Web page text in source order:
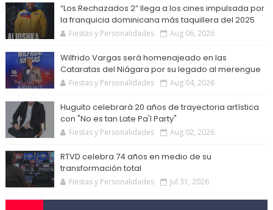
“Los Rechazados 2” llega a los cines impulsada por
la franquicia dominicana más taquillera del 2025
Fiestas y Personalidades Aug 06, 2026
Wilfrido Vargas será homenajeado en las
Cataratas del Niágara por su legado al merengue
Fiestas y Personalidades Aug 04, 2026
Huguito celebrará 20 años de trayectoria artística
con "No es tan Late Pa'l Party"
Fiestas y Personalidades Aug 02, 2026
RTVD celebra 74 años en medio de su
transformación total
Fiestas y Personalidades Jul 31, 2026